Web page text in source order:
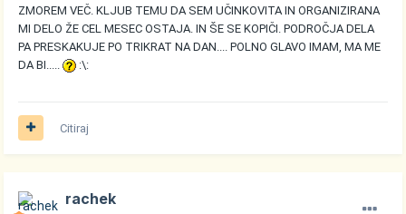
ZMOREM VEČ. KLJUB TEMU DA SEM UČINKOVITA IN ORGANIZIRANA
MI DELO ŽE CEL MESEC OSTAJA. IN ŠE SE KOPIČI. PODROČJA DELA
PA PRESKAKUJE PO TRIKRAT NA DAN.... POLNO GLAVO IMAM, MA ME
DA BI.....
:\:
Citiraj
rachek